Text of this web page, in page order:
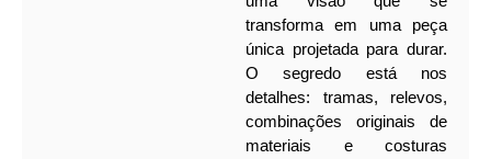
transforma em uma peça
única projetada para durar.
O segredo está nos
detalhes: tramas, relevos,
combinações originais de
materiais e costuras